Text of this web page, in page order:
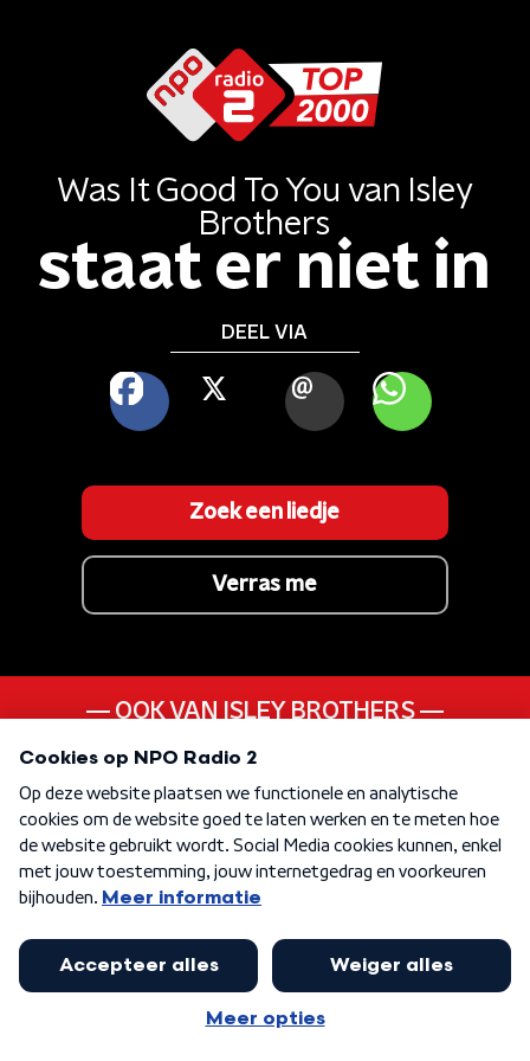
Was It Good To You van Isley
Brothers
staat er niet in
DEEL VIA
FACEBOOK
X MAIL WHATSAPP
Zoek een liedje
Verras me
OOK VAN ISLEY BROTHERS
Twist And Shout
ANDER LIEDJE UIT DE
60s
KEN JE DEZE NOG
Wait For Me (Live)